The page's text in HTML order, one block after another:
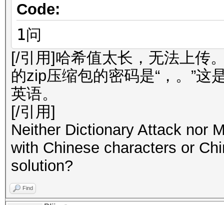
Code:
1问
[/引用]哈希值太长，无法上传
的zip压缩包的密码是“，。”这
英语。
[/引用]
Neither Dictionary Attack nor
with Chinese characters or
solution?
Find